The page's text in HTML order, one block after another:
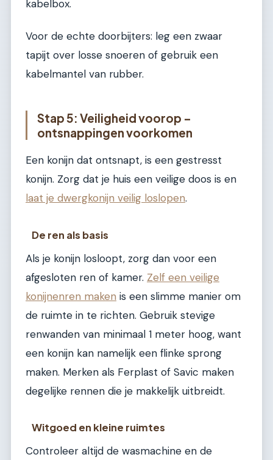
kabelbox.
Voor de echte doorbijters: leg een zwaar
tapijt over losse snoeren of gebruik een
kabelmantel van rubber.
Stap 5: Veiligheid voorop –
ontsnappingen voorkomen
Een konijn dat ontsnapt, is een gestresst
konijn. Zorg dat je huis een veilige doos is en
laat je dwergkonijn veilig loslopen.
De ren als basis
Als je konijn losloopt, zorg dan voor een
afgesloten ren of kamer. Zelf een veilige
konijnenren maken is een slimme manier om
de ruimte in te richten. Gebruik stevige
renwanden van minimaal 1 meter hoog, want
een konijn kan namelijk een flinke sprong
maken. Merken als Ferplast of Savic maken
degelijke rennen die je makkelijk uitbreidt.
Witgoed en kleine ruimtes
Controleer altijd de wasmachine en de